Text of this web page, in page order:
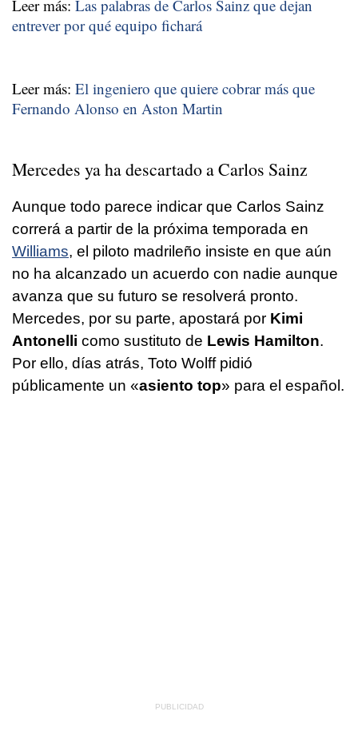
Leer más: Las palabras de Carlos Sainz que dejan
entrever por qué equipo fichará
Leer más: El ingeniero que quiere cobrar más que
Fernando Alonso en Aston Martin
Mercedes ya ha descartado a Carlos Sainz
Aunque todo parece indicar que Carlos Sainz
correrá a partir de la próxima temporada en
Williams, el piloto madrileño insiste en que aún
no ha alcanzado un acuerdo con nadie aunque
avanza que su futuro se resolverá pronto.
Mercedes, por su parte, apostará por Kimi
Antonelli como sustituto de Lewis Hamilton.
Por ello, días atrás, Toto Wolff pidió
públicamente un «asiento top» para el español.